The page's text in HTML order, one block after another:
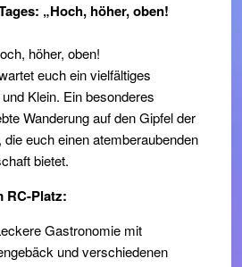
„Hoch, höher, oben!
höher, oben!
euch ein vielfältiges
Klein. Ein besonderes
Wanderung auf den Gipfel der
die euch einen atemberaubenden
bietet.
RC-Platz:
Gastronomie mit
und verschiedenen